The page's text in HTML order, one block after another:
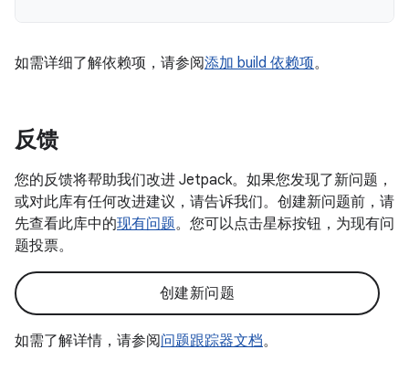
如需详细了解依赖项，请参阅添加 build 依赖项。
反馈
您的反馈将帮助我们改进 Jetpack。如果您发现了新问题，
或对此库有任何改进建议，请告诉我们。创建新问题前，请
先查看此库中的现有问题。您可以点击星标按钮，为现有问
题投票。
创建新问题
如需了解详情，请参阅问题跟踪器文档。